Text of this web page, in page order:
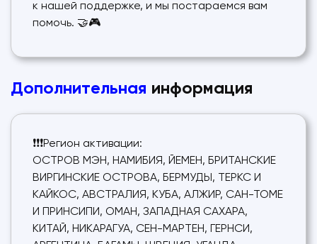
к нашей поддержке, и мы постараемся вам
помочь. 🤝🎮
Дополнительная информация
❗❗❗Регион активации:
ОСТРОВ МЭН, НАМИБИЯ, ЙЕМЕН, БРИТАНСКИЕ
ВИРГИНСКИЕ ОСТРОВА, БЕРМУДЫ, ТЕРКС И
КАЙКОС, АВСТРАЛИЯ, КУБА, АЛЖИР, САН-ТОМЕ
И ПРИНСИПИ, ОМАН, ЗАПАДНАЯ САХАРА,
КИТАЙ, НИКАРАГУА, СЕН-МАРТЕН, ГЕРНСИ,